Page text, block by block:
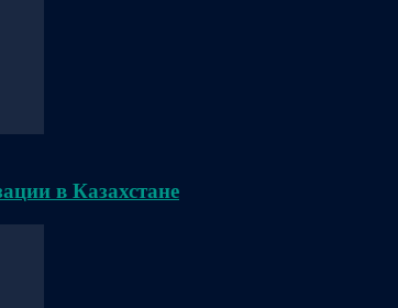
в Казахстане